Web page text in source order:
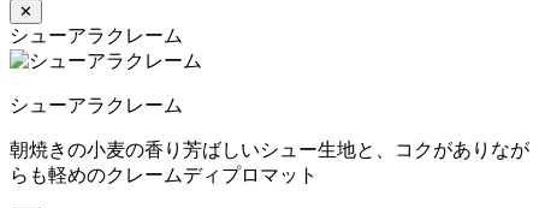
✕
シューアラクレーム
シューアラクレーム
朝焼きの小麦の香り芳ばしいシュー生地と、コクがありなが
らも軽めのクレームディプロマット